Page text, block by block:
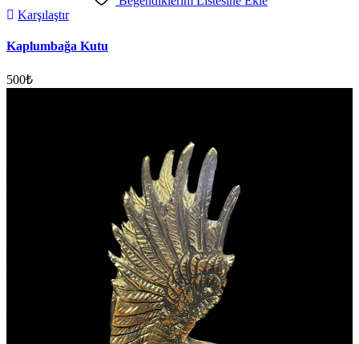
Karşılaştır
Kaplumbağa Kutu
500₺